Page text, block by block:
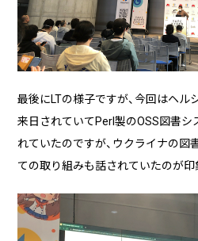
最後にLTの様子ですが、今回はヘル
来日されていてPerl製のOSS図書
れていたのですが、ウクライナの図
ての取り組みも話されていたのが印